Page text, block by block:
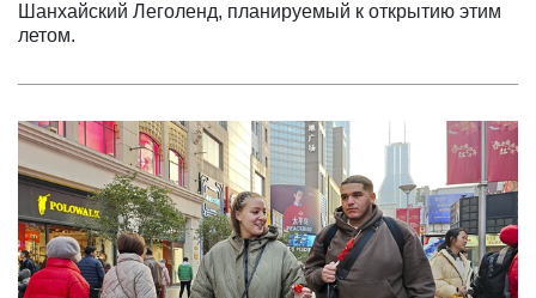
Шанхайский Леголенд, планируемый к открытию этим
летом.